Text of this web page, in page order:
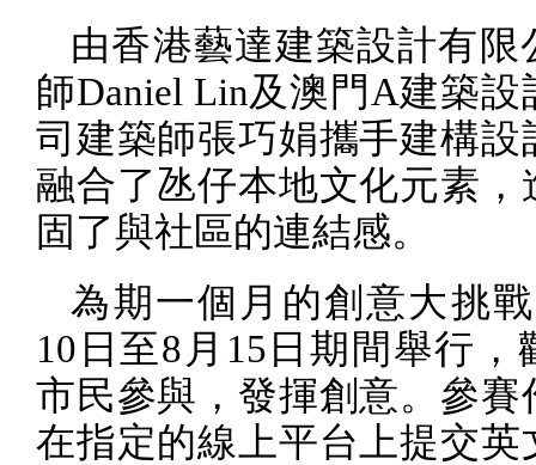
由香港藝達建築設計有限
師Daniel Lin及澳門A建築設
司建築師張巧娟攜手建構設
融合了氹仔本地文化元素，
固了與社區的連結感。
為期一個月的創意大挑
10 日至8 月 15 日期間舉行，
市民參與，發揮創意。參賽
在指定的線上平台上提交英